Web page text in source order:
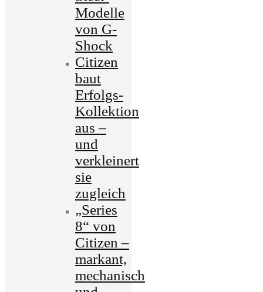
Modelle
von G-
Shock
Citizen
baut
Erfolgs-
Kollektion
aus –
und
verkleinert
sie
zugleich
„Series
8“ von
Citizen –
markant,
mechanisch